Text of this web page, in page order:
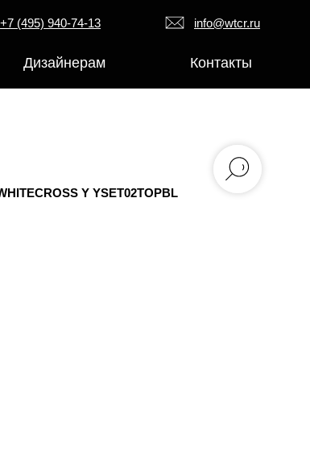
+7 (495) 940-74-13 info@wtcr.ru
Дизайнерам Контакты
Y YSET02TOPBL